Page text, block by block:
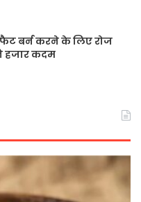
फैट बर्न करने के लिए रोज
हजार कदम